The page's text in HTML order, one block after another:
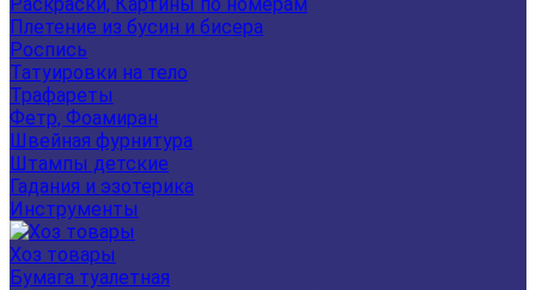
Плетение из бусин и бисера
Роспись
Татуировки на тело
Трафареты
Фетр, Фоамиран
Швейная фурнитура
Штампы детские
Гадания и эзотерика
Инструменты
Хоз товары
Бумага туалетная